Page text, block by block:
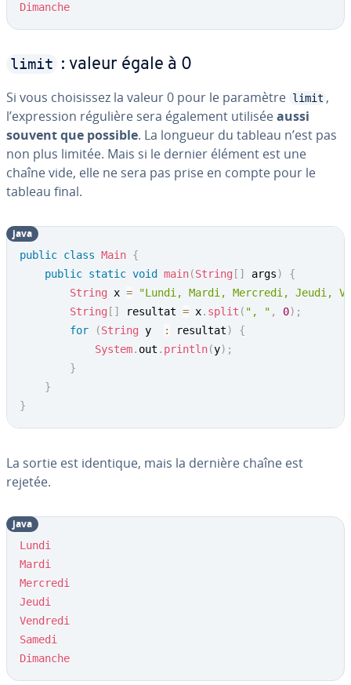
Dimanche
limit : valeur égale à 0
Si vous choi­sis­sez la valeur 0 pour le paramètre limit ,
l’ex­pres­sion régulière sera également utiliséeaussi
souvent que possible. La longueur du tableau n’est pas
non plus limitée. Mais si le dernier élément est une
chaîne vide, elle ne sera pas prise en compte pour le
tableau final.
public class Main {
public static void main(String [ ] args)
{
String x =
"Lundi, Mardi, Mercredi, Jeudi,
String [ ] resultat = x. split ( ", " , 0) ;
for
(String y : resultat)
{
System. out . println(y) ;
}
}
}
java
La sortie est identique, mais la dernière chaîne est
rejetée.
Lundi
Mardi
Mercredi
Jeudi
Vendredi
Samedi
Dimanche
java